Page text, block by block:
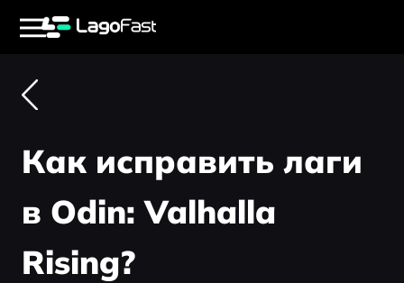
Как исправить лаги
в Odin: Valhalla
Rising?